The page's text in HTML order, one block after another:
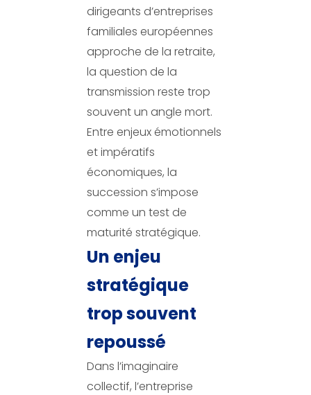
dirigeants d’entreprises
familiales européennes
approche de la retraite,
la question de la
transmission reste trop
souvent un angle mort.
Entre enjeux émotionnels
et impératifs
économiques, la
succession s’impose
comme un test de
maturité stratégique.
Un enjeu
stratégique
trop souvent
repoussé
Dans l’imaginaire
collectif, l’entreprise